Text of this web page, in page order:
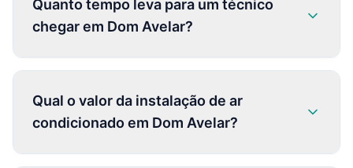
Quanto tempo leva para um técnico
chegar em Dom Avelar?
Qual o valor da instalação de ar
condicionado em Dom Avelar?